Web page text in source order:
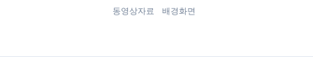
동영상자료
배경화면